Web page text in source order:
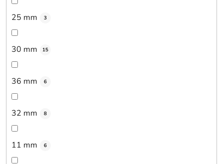
25 mm 3
30 mm 15
36 mm 6
32 mm 8
11 mm 6